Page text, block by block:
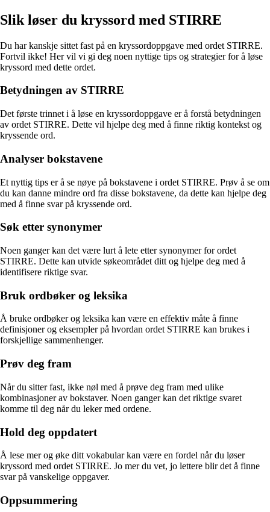
Slik løser du kryssord med STIRRE
Du har kanskje sittet fast på en kryssordoppgave med ordet STIRRE.
Fortvil ikke! Her vil vi gi deg noen nyttige tips og strategier for å løse
kryssord med dette ordet.
Betydningen av STIRRE
Det første trinnet i å løse en kryssordoppgave er å forstå betydningen
av ordet STIRRE. Dette vil hjelpe deg med å finne riktig kontekst og
kryssende ord.
Analyser bokstavene
Et nyttig tips er å se nøye på bokstavene i ordet STIRRE. Prøv å se om
du kan danne mindre ord fra disse bokstavene, da dette kan hjelpe deg
med å finne svar på kryssende ord.
Søk etter synonymer
Noen ganger kan det være lurt å lete etter synonymer for ordet
STIRRE. Dette kan utvide søkeområdet ditt og hjelpe deg med å
identifisere riktige svar.
Bruk ordbøker og leksika
Å bruke ordbøker og leksika kan være en effektiv måte å finne
definisjoner og eksempler på hvordan ordet STIRRE kan brukes i
forskjellige sammenhenger.
Prøv deg fram
Når du sitter fast, ikke nøl med å prøve deg fram med ulike
kombinasjoner av bokstaver. Noen ganger kan det riktige svaret
komme til deg når du leker med ordene.
Hold deg oppdatert
Å lese mer og øke ditt vokabular kan være en fordel når du løser
kryssord med ordet STIRRE. Jo mer du vet, jo lettere blir det å finne
svar på vanskelige oppgaver.
Oppsummering